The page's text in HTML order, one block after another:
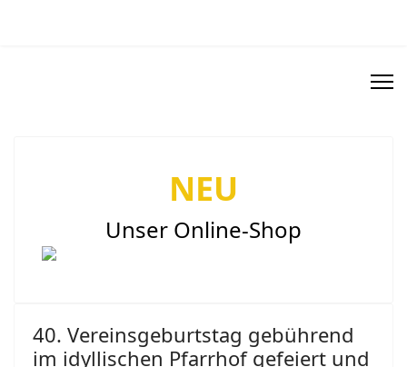
NEU
Unser Online-Shop
40. Vereinsgeburtstag gebührend
im idyllischen Pfarrhof gefeiert und